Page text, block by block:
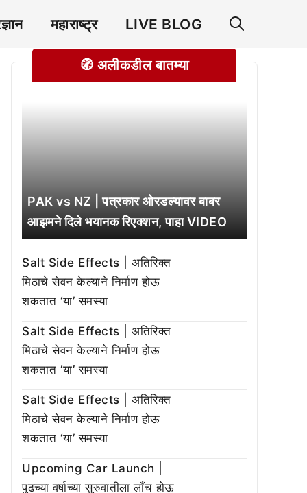
महाराष्ट्र LIVE BLOG
🧭 अलीकडील बातम्या
PAK vs NZ | पत्रकार ओरडल्यावर बाबर
आझमने दिले भयानक रिएक्शन, पाहा VIDEO
Salt Side Effects | अतिरिक्त
मिठाचे सेवन केल्याने निर्माण होऊ
शकतात ‘या’ समस्या
Salt Side Effects | अतिरिक्त
मिठाचे सेवन केल्याने निर्माण होऊ
शकतात ‘या’ समस्या
Salt Side Effects | अतिरिक्त
मिठाचे सेवन केल्याने निर्माण होऊ
शकतात ‘या’ समस्या
Upcoming Car Launch |
पुढच्या वर्षाच्या सुरुवातीला लाँच होऊ